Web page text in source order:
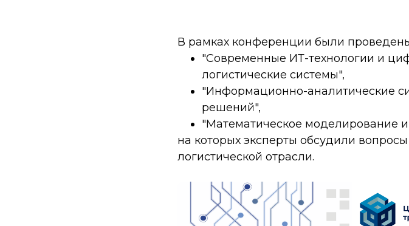
В рамках конференции были
"Современные ИТ-технологии и
логистические системы",
"Информационно-аналитические
решений",
"Математическое моделирование
на которых эксперты обсудили
логистической отрасли.